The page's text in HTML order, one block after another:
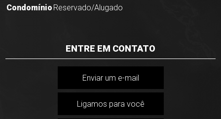
Condomínio Reservado/Alugado
ENTRE EM CONTATO
Enviar um e-mail
Ligamos para você